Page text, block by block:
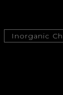
Inorganic